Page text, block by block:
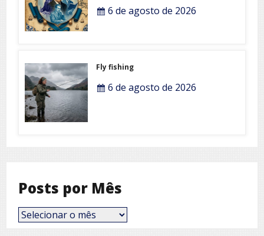
6 de agosto de 2026
Fly fishing
6 de agosto de 2026
Posts por Mês
Posts
por